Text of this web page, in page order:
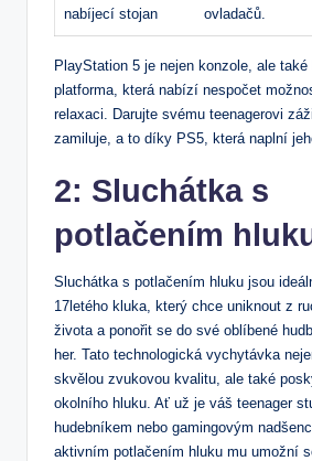
nabíjecí stojan
ovladačů.
PlayStation 5 je nejen konzole, ale
platforma, která nabízí nespočet
relaxaci. Darujte svému teenagerovi
zamiluje, a to díky PS5, která naplní
2: Sluchátka s
potlačením
Sluchátka s potlačením hluku jsou
17letého kluka, který chce uniknout z
života a ponořit se do své oblíbené
her. Tato technologická vychytávka
skvělou zvukovou kvalitu, ale také
okolního hluku. Ať už je váš teenager
hudebníkem nebo gamingovým
aktivním potlačením hluku mu umožní